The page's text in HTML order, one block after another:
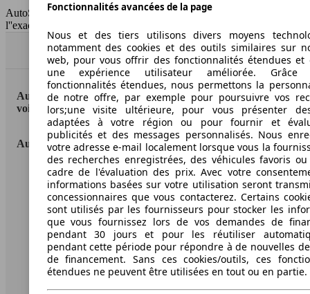
AutoScout24 France SAS décline toute responsabilité concernant
l''exactitude des indications fournies.
Haut
AutoScout24: la plus grande plateforme en ligne de
voitures en Europe
AutoScout24
A propos d'AutoScout24
Conditions d'utilisation
Informations légales
Protection des données
Accessibility Statement
Fonctionnalités avancées de la page
Nous et des tiers utilisons divers moyens
notamment des cookies et des outils similaires sur
web, pour vous offrir des fonctionnalités étendues et
une expérience utilisateur améliorée.
fonctionnalités étendues, nous permettons la
de notre offre, par exemple pour poursuivre vos
lors;une visite ultérieure, pour vous présenter
adaptées à votre région ou pour fournir et
publicités et des messages personnalisés. Nous
votre adresse e-mail localement lorsque vous la
des recherches enregistrées, des véhicules favoris
cadre de l'évaluation des prix. Avec votre
informations basées sur votre utilisation seront
concessionnaires que vous contacterez. Certains
sont utilisés par les fournisseurs pour stocker les
que vous fournissez lors de vos demandes de
pendant 30 jours et pour les réutiliser
pendant cette période pour répondre à de nouvelles
de financement. Sans ces cookies/outils, ces
étendues ne peuvent être utilisées en tout ou en partie.